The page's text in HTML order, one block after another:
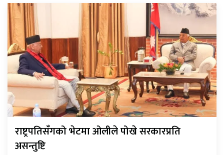
राष्ट्रपतिसँगको भेटमा ओलीले पोखे सरकारप्रति
असन्तुष्टि